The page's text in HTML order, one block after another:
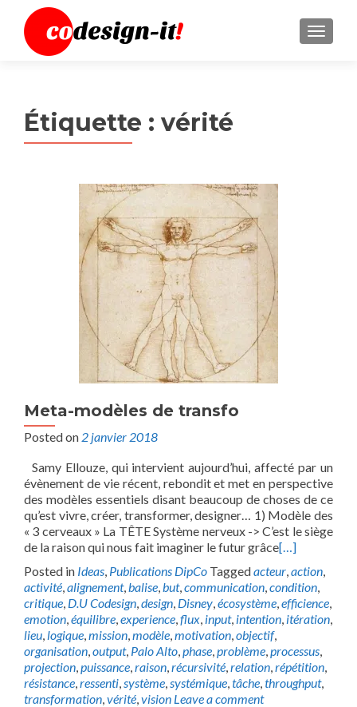
MENU
Étiquette : vérité
Meta-modèles de transfo
Posted on 2 janvier 2018
Samy Ellouze, qui intervient aujourd’hui, affecté par un
évènement de vie récent, rebondit et met en perspective
des modèles essentiels disant beaucoup de choses de ce
qu’est vivre, créer, transformer, designer… 1) Modèle des
« 3 cerveaux » La TÊTE Système nerveux -> C’est le siège
de la raison qui nous fait imaginer le futur grâce[…]
Posted in Ideas, Publications DipCo Taggedacteur,action,
activité,alignement,balise,but,communication,condition,
critique, D.U Codesign,design, Disney,écosystème,efficience,
emotion,équilibre,experience,flux, input, intention, itération,
lieu, logique,mission,modèle,motivation,objectif,
organisation,output, Palo Alto,phase,problème,processus,
projection,puissance,raison,récursivité,relation,répétition,
résistance,ressenti,système,systémique,tâche,throughput,
transformation,vérité,vision Leave a comment